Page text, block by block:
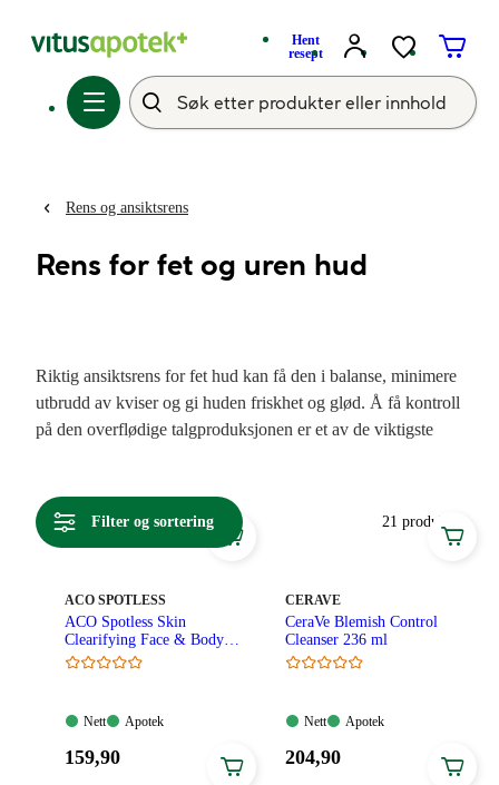
Hent
resept
Rens og ansiktsrens
Rens for fet og uren hud
Riktig ansiktsrens for fet hud kan få den i balanse, minimere
utbrudd av kviser og gi huden friskhet og glød. Å få kontroll
på den overflødige talgproduksjonen er et av de viktigste
ansiktsvann og leirebaserte rensekremer.
Filter og sortering 21 produkter
MERKE:
ACO SPOTLESS
ACO Spotless Skin
Clearifying Face & Body
Cleanser 200 ml
Nett:
Nett
Apotek:
Apotek
Pris:
159,90
MERKE:
CERAVE
CeraVe Blemish Control
Cleanser 236 ml
Nett:
Nett
Apotek:
Apotek
Pris:
204,90